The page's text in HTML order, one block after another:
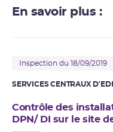
En savoir plus :
Inspection du 18/09/2019
SERVICES CENTRAUX
Contrôle des
DPN/ DI sur le site